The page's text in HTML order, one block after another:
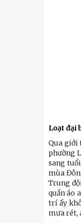
Loạt đại
Qua giới
phường
sang
mùa
Trung
quần áo
trí ấy
mưa rét,